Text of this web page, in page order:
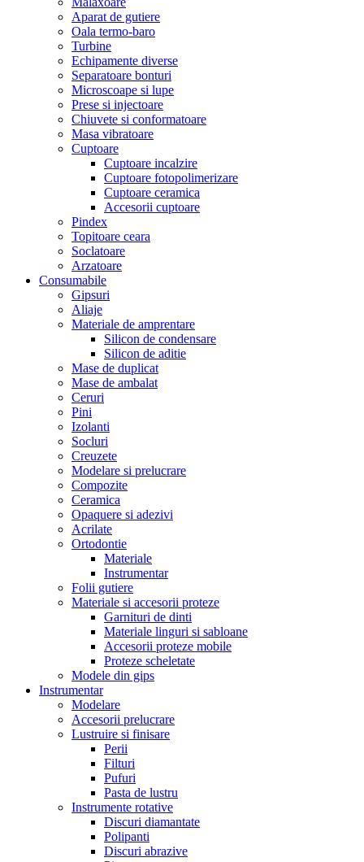
Aparat de gutiere
Oala termo-baro
Turbine
Echipamente diverse
Separatoare bonturi
Microscoape si lupe
Prese si injectoare
Chiuvete si conformatoare
Masa vibratoare
Cuptoare
Cuptoare incalzire
Cuptoare fotopolimerizare
Cuptoare ceramica
Accesorii cuptoare
Pindex
Topitoare ceara
Soclatoare
Arzatoare
Consumabile
Gipsuri
Aliaje
Materiale de amprentare
Silicon de condensare
Silicon de aditie
Mase de duplicat
Mase de ambalat
Ceruri
Pini
Izolanti
Socluri
Creuzete
Modelare si prelucrare
Compozite
Ceramica
Opaquere si adezivi
Acrilate
Ortodontie
Materiale
Instrumentar
Folii gutiere
Materiale si accesorii proteze
Garnituri de dinti
Materiale linguri si sabloane
Accesorii proteze mobile
Proteze scheletate
Modele din gips
Instrumentar
Modelare
Accesorii prelucrare
Lustruire si finisare
Perii
Filturi
Pufuri
Pasta de lustru
Instrumente rotative
Discuri diamantate
Polipanti
Discuri abrazive